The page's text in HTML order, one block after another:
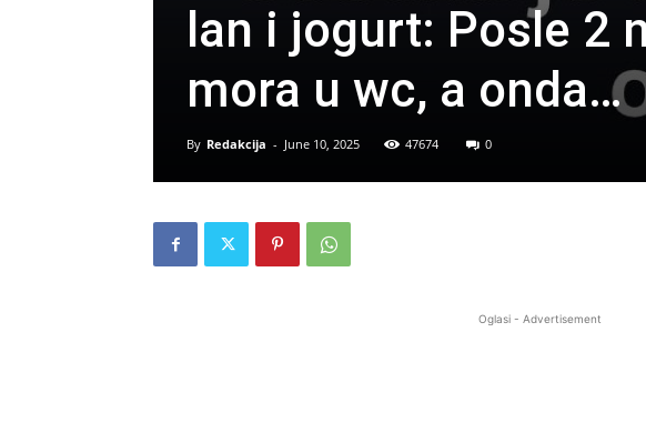
lan i jogurt: Posle 2
mora u wc, a onda…
By Redakcija - June 10, 2025 47674 0
Oglasi - Advertisement